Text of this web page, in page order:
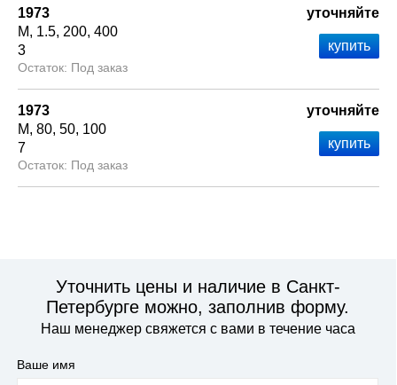
1973
М
1.5 200 400
3
Под заказ
уточняйте
1973
М 80 50 100
7
Под заказ
уточняйте
Уточнить цены и наличие в Санкт-
Петербурге можно, заполнив форму.
Наш менеджер свяжется с вами в течение часа
Ваше имя